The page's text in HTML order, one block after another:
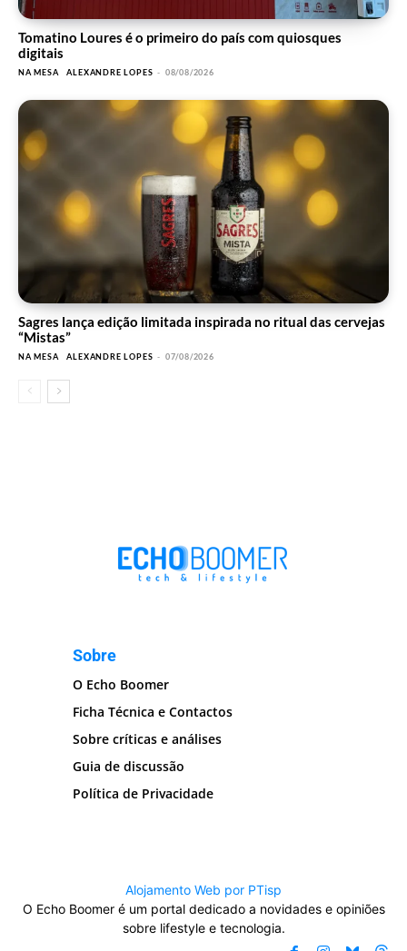
Tomatino Loures é o primeiro do país com quiosques
digitais
NA MESA ALEXANDRE LOPES - 08/08/2026
Sagres lança edição limitada inspirada no ritual das cervejas
“Mistas”
NA MESA ALEXANDRE LOPES - 07/08/2026
Sobre
O Echo Boomer
Ficha Técnica e Contactos
Sobre críticas e análises
Guia de discussão
Política de Privacidade
Alojamento Web por PTisp
O Echo Boomer é um portal dedicado a novidades e opiniões
sobre lifestyle e tecnologia.